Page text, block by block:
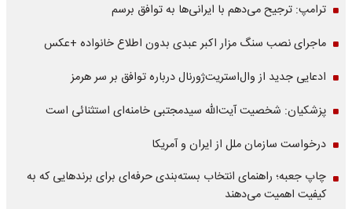
ترامپ: ترجیح می‌دهم با ایرانی‌‌ها به توافق برسم
ماجرای نصب سنگ مزار اکبر عبدی بدون اطلاع خانواده +عکس
ادعایی جدید از وال‌استریت‌ژورنال درباره توافق بر سر هرمز
پزشکیان: شخصیت آیت‌الله سیدمجتبی خامنه‌ای استثنائی است
درخواست سازمان ملل از ایران و آمریکا
چاپ جعبه؛ راهنمای انتخاب بسته‌بندی حرفه‌ای برای برندهایی که به
کیفیت اهمیت می‌دهند